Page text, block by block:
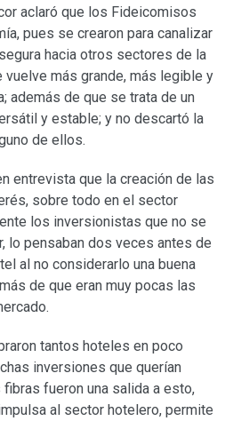
aclaró que los Fideicomisos
pues se crearon para canalizar
hacia otros sectores de la
vuelve más grande, más legible y
además de que se trata de un
y estable; y no descartó la
de ellos.
entrevista que la creación de las
sobre todo en el sector
los inversionistas que no se
lo pensaban dos veces antes de
al no considerarlo una buena
de que eran muy pocas las
tantos hoteles en poco
inversiones que querían
fueron una salida a esto,
al sector hotelero, permite